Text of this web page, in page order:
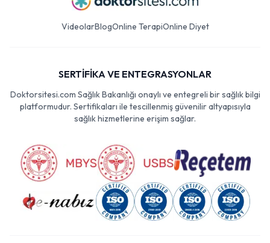
VideolarBlogOnline TerapiOnline Diyet
SERTİFİKA VE ENTEGRASYONLAR
Doktorsitesi.com Sağlık Bakanlığı onaylı ve entegreli bir sağlık bilgi
platformudur. Sertifikaları ile tescillenmiş güvenilir altyapısıyla
sağlık hizmetlerine erişim sağlar.